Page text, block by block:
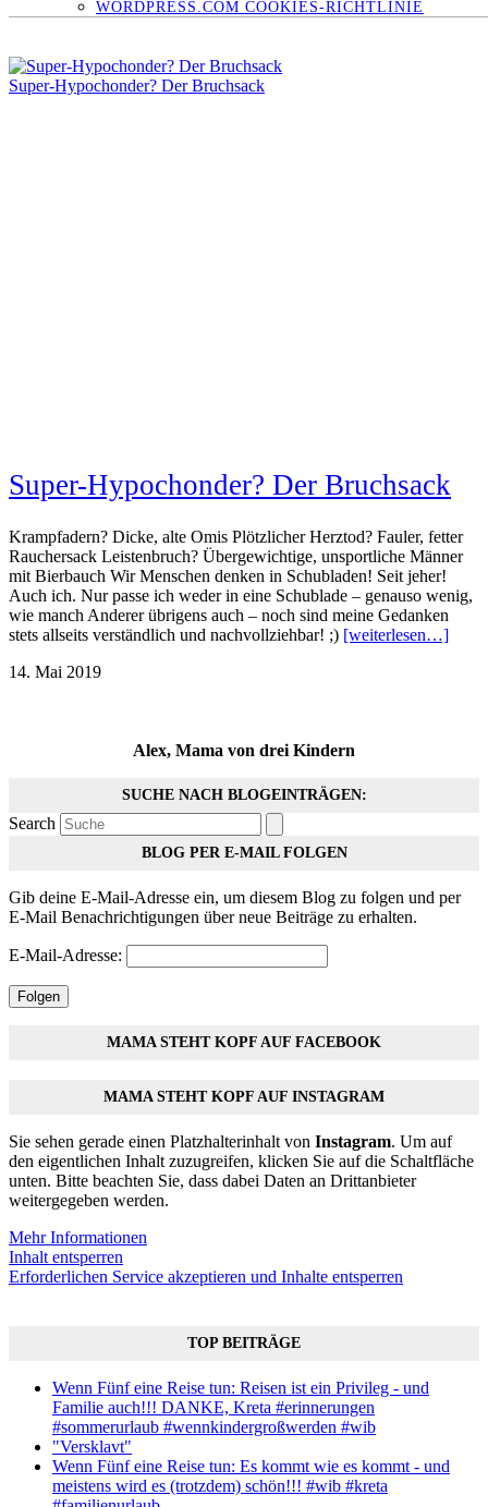
WORDPRESS.COM COOKIES-RICHTLINIE
Super-Hypochonder? Der Bruchsack
Super-Hypochonder? Der Bruchsack
Krampfadern? Dicke, alte Omis Plötzlicher Herztod? Fauler, fetter
Rauchersack Leistenbruch? Übergewichtige, unsportliche Männer
mit Bierbauch Wir Menschen denken in Schubladen! Seit jeher!
Auch ich. Nur passe ich weder in eine Schublade – genauso wenig,
wie manch Anderer übrigens auch – noch sind meine Gedanken
stets allseits verständlich und nachvollziehbar! ;) [weiterlesen…]
14. Mai 2019
Alex, Mama von drei Kindern
SUCHE NACH BLOGEINTRÄGEN:
Search
BLOG PER E-MAIL FOLGEN
Gib deine E-Mail-Adresse ein, um diesem Blog zu folgen und per
E-Mail Benachrichtigungen über neue Beiträge zu erhalten.
E-Mail-Adresse:
Folgen
MAMA STEHT KOPF AUF FACEBOOK
MAMA STEHT KOPF AUF INSTAGRAM
Sie sehen gerade einen Platzhalterinhalt von Instagram. Um auf
den eigentlichen Inhalt zuzugreifen, klicken Sie auf die Schaltfläche
unten. Bitte beachten Sie, dass dabei Daten an Drittanbieter
weitergegeben werden.
Mehr Informationen
Inhalt entsperren
Erforderlichen Service akzeptieren und Inhalte entsperren
TOP BEITRÄGE
Wenn Fünf eine Reise tun: Reisen ist ein Privileg - und
Familie auch!!! DANKE, Kreta #erinnerungen
#sommerurlaub #wennkindergroßwerden #wib
"Versklavt"
Wenn Fünf eine Reise tun: Es kommt wie es kommt - und
meistens wird es (trotzdem) schön!!! #wib #kreta